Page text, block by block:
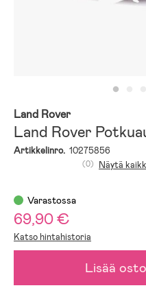
Land Rover
Land Rover
Artikkelinro. 10275856
(0) Näytä
Varastossa
69,90 €
Katso hintahistoria
Lisää